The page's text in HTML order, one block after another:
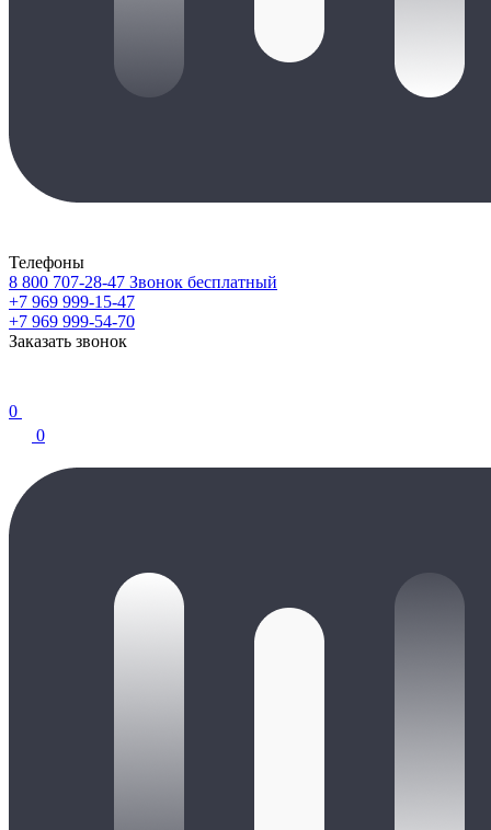
Телефоны
8 800 707-28-47 Звонок бесплатный
+7 969 999-15-47
+7 969 999-54-70
Заказать звонок
0
0